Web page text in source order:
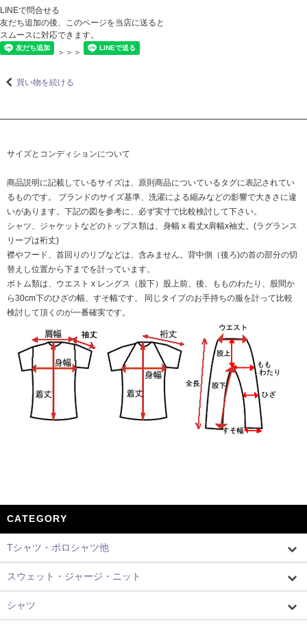
LINEで問合せる
友だち追加の後、このページを当店に送ると
スムースに対応できます。
＞＞＞
買い物を続ける
サイズとコンディションについて
商品説明に記載しているサイズは、原則商品についているタグに表記されてい
るものです。 ブランドのサイズ基準、洗濯による縮みなどの影響で大きさに違
いがあります。下記の図を参考に、必ず実寸で比較検討して下さい。
シャツ、ジャケットなどのトップス類は、身幅 x 着丈x肩幅x袖丈。(ラグランス
リーブは裄丈)
襟やフード、首回りのリブなどは、含みません。背中側（後ろ)の首の部分の切
替えし位置から下までを計っています。
ボトム類は、ウエスト x レングス（股下）股上前、後、もものわたり、股間か
ら30cm下のひざの幅、すそ幅です。 同じタイプのお手持ちの服を計って比較
検討して頂くのが一番確実です。
CATEGORY
Tシャツ・ポロシャツ他
スウェット・ジャージ・ニット
シャツ